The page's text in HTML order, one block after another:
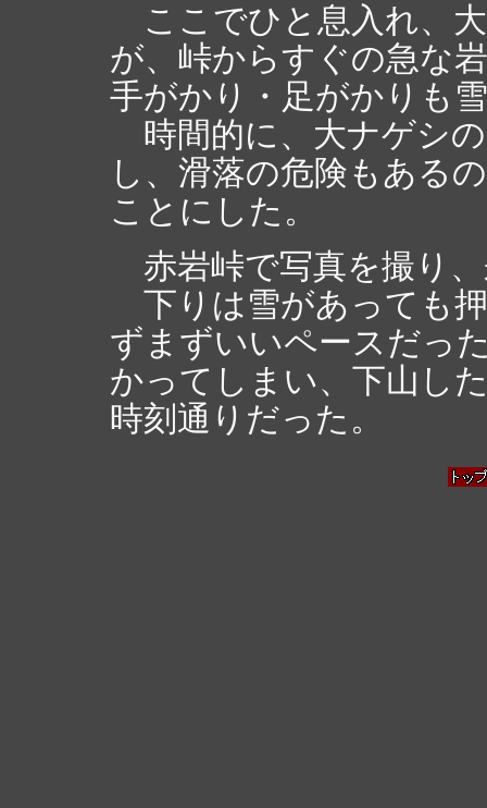
ここでひと息入れ、
が、峠からすぐの急な
手がかり・足がかりも
時間的に、大ナゲシ
し、滑落の危険もある
ことにした。
赤岩峠で写真を撮り
下りは雪があっても
ずまずいいペースだっ
かってしまい、下山し
時刻通りだった。